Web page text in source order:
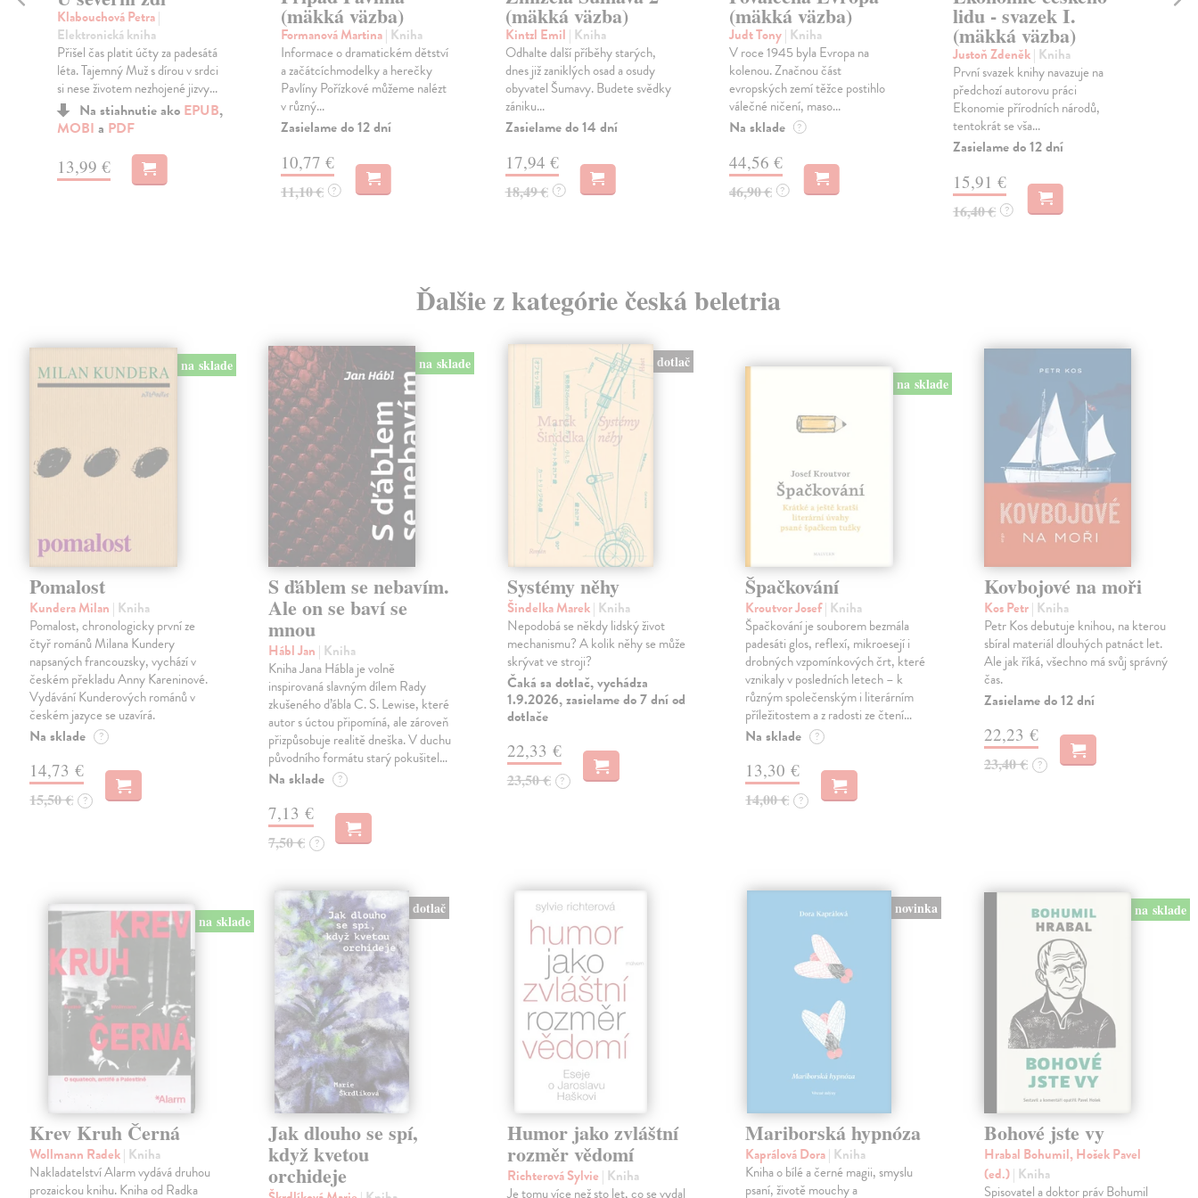
Klabouchová Petra|
Elektronická kniha
Přišel čas platit účty za padesátá
léta. Tajemný Muž s dírou v srdci
si nese životem nezhojené jizvy...
Na stiahnutie ako EPUB,
MOBI a PDF
13,99 €
(mäkká väzba)
Formanová Martina| Kniha
Informace o dramatickém dětství
a začátcíchmodelky a herečky
Pavlíny Pořízkové můžeme nalézt
v různý...
Zasielame do 12 dní
10,77 €
11,10 € ?
(mäkká väzba)
Kintzl Emil | Kniha
Odhalte další příběhy starých,
dnes již zaniklých osad a osudy
obyvatel Šumavy. Budete svědky
zániku...
Zasielame do 14 dní
17,94 €
18,49 € ?
(mäkká väzba)
Judt Tony| Kniha
V roce 1945 byla Evropa na
kolenou. Značnou část
evropských zemí těžce postihlo
válečné ničení, maso...
Na sklade ?
44,56 €
46,90 € ?
lidu - svazek I.
(mäkká väzba)
Justoň Zdeněk| Kniha
První svazek knihy navazuje na
předchozí autorovu práci
Ekonomie přírodních národů,
tentokrát se vša...
Zasielame do 12 dní
15,91 €
16,40 € ?
Ďalšie z kategórie česká beletria
na sklade
Pomalost
Kundera Milan | Kniha
Pomalost, chronologicky první ze
čtyř románů Milana Kundery
napsaných francouzsky, vychází v
českém překladu Anny Kareninové.
Vydávání Kunderových románů v
českém jazyce se uzavírá.
Na sklade ?
14,73 €
15,50 € ?
na sklade
S ďáblem se nebavím.
Ale on se baví se
mnou
Hábl Jan | Kniha
Kniha Jana Hábla je volně
inspirovaná slavným dílem Rady
zkušeného ďábla C. S. Lewise, které
autor s úctou připomíná, ale zároveň
přizpůsobuje realitě dneška. V duchu
původního formátu starý pokušitel…
Na sklade ?
7,13 €
7,50 € ?
dotlač
Systémy něhy
Šindelka Marek| Kniha
Nepodobá se někdy lidský život
mechanismu? A kolik něhy se může
skrývat ve stroji?
Čaká sa dotlač, vychádza
1.9.2026, zasielame do 7 dní od
dotlače
22,33 €
23,50 € ?
na sklade
Špačkování
Kroutvor Josef| Kniha
Špačkování je souborem bezmála
padesáti glos, reflexí, mikroesejí i
drobných vzpomínkových črt, které
vznikaly v posledních letech – k
různým společenským i literárním
příležitostem a z radosti ze čtení…
Na sklade ?
13,30 €
14,00 € ?
Kovbojové na moři
Kos Petr| Kniha
Petr Kos debutuje knihou, na kterou
sbíral materiál dlouhých patnáct let.
Ale jak říká, všechno má svůj správný
čas.
Zasielame do 12 dní
22,23 €
23,40 € ?
na sklade
Krev Kruh Černá
Wollmann Radek| Kniha
Nakladatelství Alarm vydává druhou
prozaickou knihu. Kniha od Radka
dotlač
Jak dlouho se spí,
když kvetou
orchideje
Humor jako zvláštní
rozměr vědomí
Richterová Sylvie | Kniha
Je tomu více než sto let, co se vydal
novinka
Mariborská hypnóza
Kaprálová Dora| Kniha
Kniha o bílé a černé magii, smyslu
psaní, životě mouchy a
na sklade
Bohové jste vy
Hrabal Bohumil, Hošek Pavel
(ed.)| Kniha
Spisovatel a doktor práv Bohumil